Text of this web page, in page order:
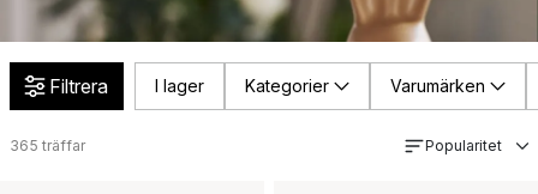
Filtrera I lager Kategorier Varumärken
365 träffar Popularitet